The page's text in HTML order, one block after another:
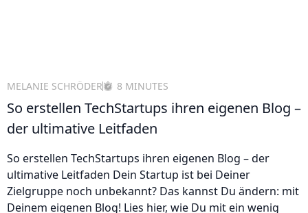
MELANIE SCHRÖDER 8 MINUTES
So erstellen TechStartups ihren eigenen Blog –
der ultimative Leitfaden
So erstellen TechStartups ihren eigenen Blog – der
ultimative Leitfaden Dein Startup ist bei Deiner
Zielgruppe noch unbekannt? Das kannst Du ändern: mit
Deinem eigenen Blog! Lies hier, wie Du mit ein wenig